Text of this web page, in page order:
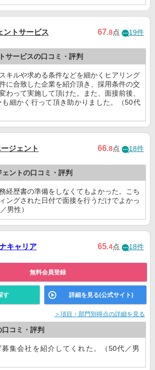
ントサービス 67.8点 19件
サービスの口コミ・評判
キルや求める条件などを細かくヒアリング
に合致した企業を紹介頂き、採用条件の交
わって実施して頂けた。また、面接前後、
細かく行って頂き助かりました。（50代
ジェント 66.8点 18件
ントの口コミ・評判
経歴書の準備をしなくてもよかった。こち
ングされた日付で面接を行うだけでよかっ
男性）
キャリア 65.4点 18件
無料会員登録
す 詳細を見る(公式サイト)
＞項目・部門別得点の詳細を見る
コミ・評判
募集会社を紹介してくれた。（50代／男